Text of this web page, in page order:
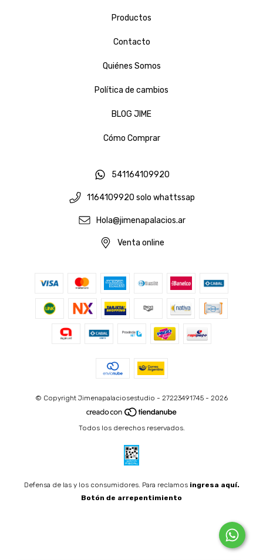
Productos
Contacto
Quiénes Somos
Política de cambios
BLOG JIME
Cómo Comprar
541164109920
1164109920 solo whattssap
Hola@jimenapalacios.ar
Venta online
© Copyright Jimenapalaciosestudio - 27223491745 - 2026
Todos los derechos reservados.
Defensa de las y los consumidores. Para reclamos ingresa aquí.
Botón de arrepentimiento